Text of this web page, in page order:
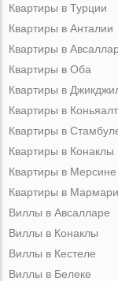
Квартиры в Турции
Квартиры в Анталии
Квартиры в
Квартиры в Оба
Квартиры в
Квартиры в
Квартиры в
Квартиры в Конаклы
Квартиры в Мерсине
Квартиры в
Виллы в Авсалларе
Виллы в Конаклы
Виллы в Кестеле
Виллы в Белеке